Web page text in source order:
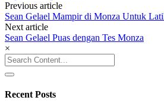
Post
navigation
Previous article
Sean Gelael Mampir di Monza Untuk
Next article
Sean Gelael Puas dengan Tes Monza
×
Search
for:
Recent Posts